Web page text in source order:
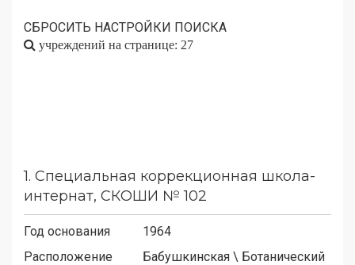
СБРОСИТЬ НАСТРОЙКИ ПОИСКА
учреждений на странице: 27
1. Специальная коррекционная школа-
интернат, СКОШИ № 102
Год основания
1964
Расположение
Бабушкинская \ Ботанический